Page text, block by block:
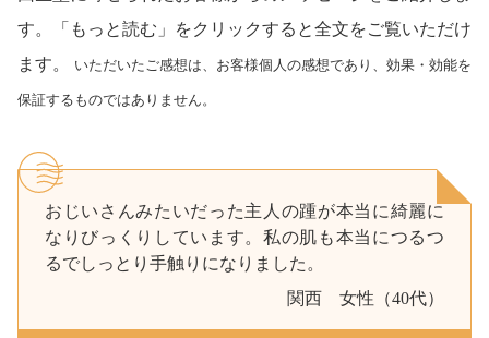
す。「もっと読む」をクリックすると全文をご覧いただけ
ます。
いただいたご感想は、お客様個人の感想であり、効果・効能を
保証するものではありません。
おじいさんみたいだった主人の踵が本当に綺麗に
なりびっくりしています。私の肌も本当につるつ
るでしっとり手触りになりました。
関西
女性（40代）